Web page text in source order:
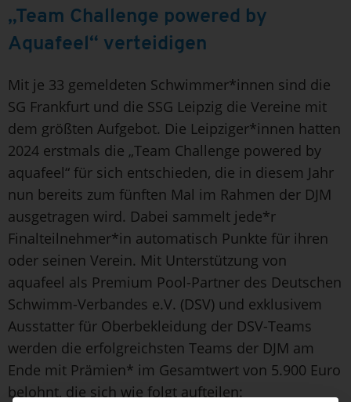
„Team Challenge powered by
Aquafeel“ verteidigen
Mit je 33 gemeldeten Schwimmer*innen sind die
SG Frankfurt und die SSG Leipzig die Vereine mit
dem größten Aufgebot. Die Leipziger*innen hatten
2024 erstmals die „Team Challenge powered by
aquafeel“ für sich entschieden, die in diesem Jahr
nun bereits zum fünften Mal im Rahmen der DJM
ausgetragen wird. Dabei sammelt jede*r
Finalteilnehmer*in automatisch Punkte für ihren
oder seinen Verein. Mit Unterstützung von
aquafeel als Premium Pool-Partner des Deutschen
Schwimm-Verbandes e.V. (DSV) und exklusivem
Ausstatter für Oberbekleidung der DSV-Teams
werden die erfolgreichsten Teams der DJM am
Ende mit Prämien* im Gesamtwert von 5.900 Euro
belohnt, die sich wie folgt aufteilen: